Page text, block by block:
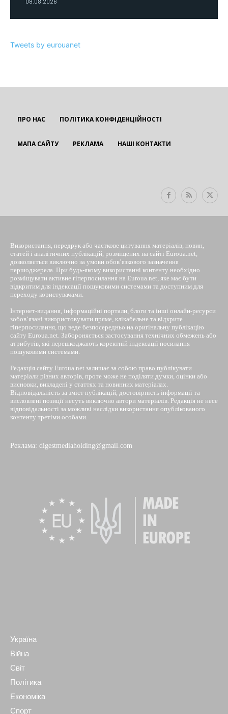
Tweets by eurouanet
ПРО НАС ПОЛІТИКА КОНФІДЕНЦІЙНОСТІ
МАПА САЙТУ РЕКЛАМА НАШІ КОНТАКТИ
Використання, передрук або часткове цитування матеріалів, новин,
статей і аналітичних публікацій, розміщених на сайті Euroua.net,
дозволяється виключно за умови обов’язкового зазначення
першоджерела. При будь-якому використанні контенту необхідно
розміщувати активне гіперпосилання на Euroua.net, яке має бути
відкритим для індексації пошуковими системами та доступним для
переходу користувачами.
Інтернет-видання, інформаційні портали, блоги та інші онлайн-ресурси
зобов’язані використовувати пряме, клікабельне та відкрите
гіперпосилання, що веде безпосередньо на оригінальну публікацію
сайту Euroua.net. Забороняється застосування технічних обмежень або
атрибутів, які перешкоджають коректній індексації посилання
пошуковими системами.
Редакція сайту Euroua.net залишає за собою право публікувати
матеріали різних авторів, проте може не поділяти думки, оцінки або
висновки, викладені у статтях та новинних матеріалах.
Відповідальність за зміст публікацій, достовірність інформації та
висловлені позиції несуть виключно автори матеріалів. Редакція не несе
відповідальності за можливі наслідки використання опублікованого
контенту третіми особами.
Реклама: digestmediaholding@gmail.com
Україна
Війна
Світ
Політика
Економіка
Спорт